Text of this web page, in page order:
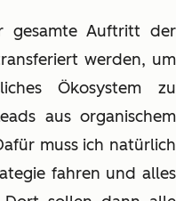
gesamte Auftritt der
werden, um
Ökosystem zu
aus organischem
muss ich natürlich
fahren und alles